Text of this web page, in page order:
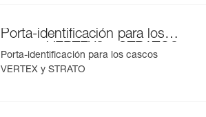
Porta-identificación para los
cascos VERTEX y STRATO
Porta-identificación para los cascos
VERTEX y STRATO